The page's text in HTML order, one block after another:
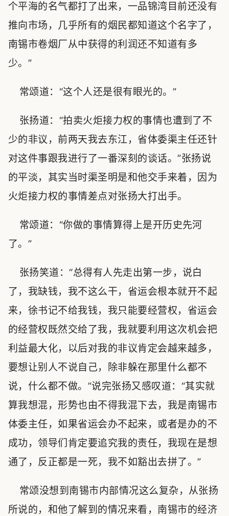
个平海的名气都打了出来，一品锦湾目前还没有
推向市场，几乎所有的烟民都知道这个名字了，
南锡市卷烟厂从中获得的利润还不知道有多
少。”
常颂道：“这个人还是很有眼光的。”
张扬道：“拍卖火炬接力权的事情也遭到了不
少的非议，前两天我去东江，省体委渠主任还针
对这件事跟我进行了一番深刻的谈话。”张扬说
的平淡，其实当时渠圣明是和他交手来着，因为
火炬接力权的事情差点对张扬大打出手。
常颂道：“你做的事情算得上是开历史先河
了。”
张扬笑道：“总得有人先走出第一步，说白
了，我缺钱，我不这么干，省运会根本就开不起
来，徐书记不给我钱，我只能要经营权，省运会
的经营权既然交给了我，我就要利用这次机会把
利益最大化，以后对我的非议肯定会越来越多，
要想让别人不说自己，除非躲在那里什么都不
说，什么都不做。”说完张扬又感叹道：“其实就
算我想混，形势也由不得我混下去，我是南锡市
体委主任，如果省运会办不起来，或者是办的不
成功，领导们肯定要追究我的责任，我现在是想
通了，反正都是一死，我不如豁出去拼了。”
常颂没想到南锡市内部情况这么复杂，从张扬
所说的，和他了解到的情况来看，南锡市的经济